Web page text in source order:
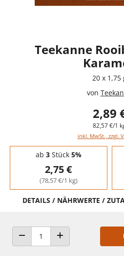
Teekanne
20 x 1,75
von
2,89
82,57 €/1
inkl. MwSt., zzgl.
Staffelpreise - Mengenrabatt
ab 3Stück 5%
2,75 €
(78,57 €/1 kg)
DETAILS / NÄHRWERTE /
ANZAHL VERRINGERNANZAHL ERHÖHEN